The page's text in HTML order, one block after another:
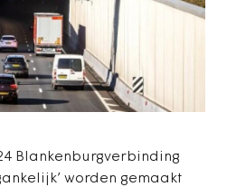
Blankenburgverbinding
worden gemaakt